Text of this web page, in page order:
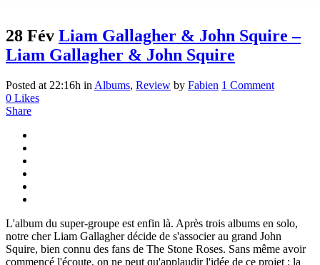
28 Fév Liam Gallagher & John Squire –
Liam Gallagher & John Squire
Posted at 22:16h in Albums, Review by Fabien 1 Comment
0 Likes
Share
L'album du super-groupe est enfin là. Après trois albums en solo,
notre cher Liam Gallagher décide de s'associer au grand John
Squire, bien connu des fans de The Stone Roses. Sans même avoir
commencé l'écoute, on ne peut qu'applaudir l'idée de ce projet : la